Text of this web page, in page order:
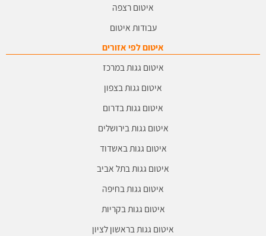
איטום רצפה
עבודות איטום
איטום לפי אזורים
איטום גגות במרכז
איטום גגות בצפון
איטום גגות בדרום
איטום גגות בירושלים
איטום גגות באשדוד
איטום גגות בתל אביב
איטום גגות בחיפה
איטום גגות בקריות
איטום גגות בראשון לציון